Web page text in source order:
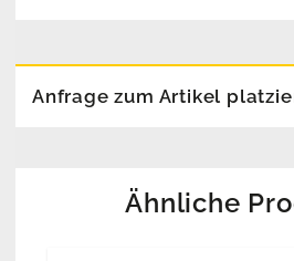
Anfrage zum Artikel
Ähnliche